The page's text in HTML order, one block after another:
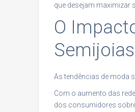
que desejam maximizar
O
Semijoias
As tendências de moda
Com o aumento das
dos consumidores sobre